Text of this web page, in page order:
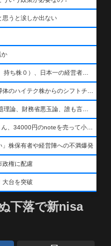
思うと涙しか出ない
か
キオクシアCEO（新卒から東芝のみ、経営経験無し、持ち株０）、日本一の経営者になる…
金利上昇予測を背景に銀行株が右肩上がり！AI・半導体のハイテク株からのシフトチェンジも
【悲報】MMT理論、自国通貨建てだから国債刷り放題理論、財務省悪玉論、誰も言わなくなるwwwwwwwwwwwwwww
【悲報】キオクシアで資産170億になった億万長者さん、34000円のnoteを売って小銭を稼いでしまうwwwwwwwwwwwwwwwwwwww
」株保有者や経営陣への不満爆発
政権に配慮
大台を突破
下落で新nisa